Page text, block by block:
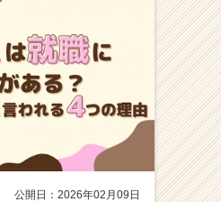
公開日：2026年02月09日